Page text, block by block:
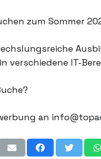
zum Sommer
verschiedene IT-
an